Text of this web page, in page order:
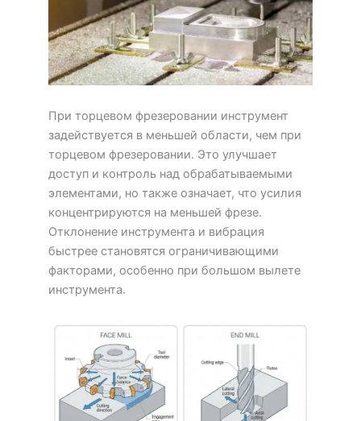
При торцевом фрезеровании инструмент
задействуется в меньшей области, чем при
торцевом фрезеровании. Это улучшает
доступ и контроль над обрабатываемыми
элементами, но также означает, что усилия
концентрируются на меньшей фрезе.
Отклонение инструмента и вибрация
быстрее становятся ограничивающими
факторами, особенно при большом вылете
инструмента.